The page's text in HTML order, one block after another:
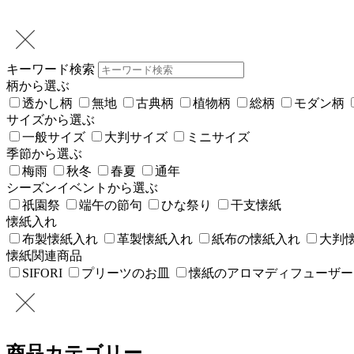
キーワード検索
柄から選ぶ
透かし柄
無地 古典柄 植物柄 総柄
モダン柄
サイズから選ぶ
一般サイズ
大判サイズ
ミニサイズ
季節から選ぶ
梅雨
秋冬 春夏
通年
シーズンイベントから選ぶ
祇園祭
端午の節句 ひな祭り
干支懐紙
懐紙入れ
布製懐紙入れ
革製懐紙入れ 紙布の懐紙入れ
大判
懐紙関連商品
SIFORI
プリーツのお皿 懐紙のアロマディフューザー